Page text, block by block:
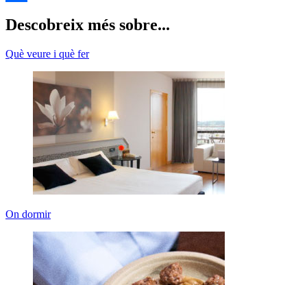
Descobreix més sobre...
Què veure i què fer
On dormir